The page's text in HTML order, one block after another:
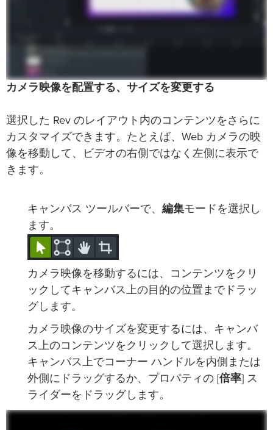
カメラ映像を配置する、サイズを変更する
選択した Rev のレイアウト内のコンテンツをさらに
カスタマイズできます。たとえば、Web カメラの映
像を移動して、ビデオの右側ではなく左側に表示で
きます。
キャンバス ツールバーで、 編集モードを選択し
ます。
カメラ映像を移動するには、コンテンツをクリ
ックしてキャンバス上の目的の位置までドラッ
グします。
カメラ映像のサイズを変更するには、キャンバ
ス上のコンテンツをクリックして選択します。
キャンバス上でコーナー ハンドルを内側または
外側にドラッグするか、プロパティの [倍率] ス
ライダーをドラッグします。